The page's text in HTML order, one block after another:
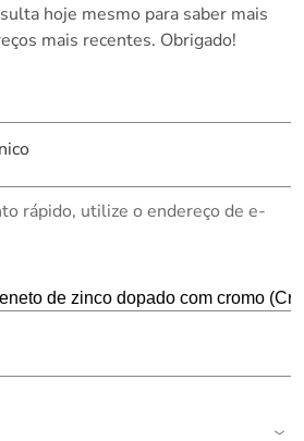
hoje mesmo para saber mais
mais recentes. Obrigado!
rápido, utilize o endereço de e-